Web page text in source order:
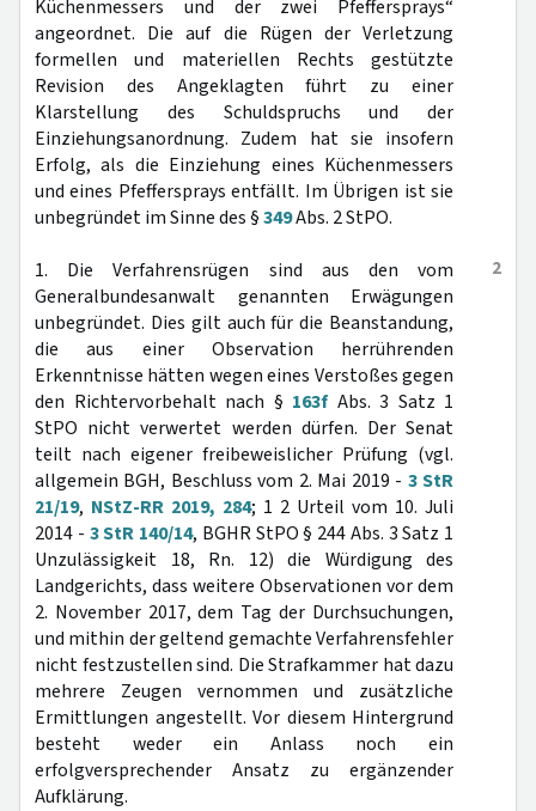
Küchenmessers und der zwei Pfeffersprays“
angeordnet. Die auf die Rügen der Verletzung
formellen und materiellen Rechts gestützte
Revision des Angeklagten führt zu einer
Klarstellung des Schuldspruchs und der
Einziehungsanordnung. Zudem hat sie insofern
Erfolg, als die Einziehung eines Küchenmessers
und eines Pfeffersprays entfällt. Im Übrigen ist sie
unbegründet im Sinne des §349Abs. 2 StPO.
2
1. Die Verfahrensrügen sind aus den vom
Generalbundesanwalt genannten Erwägungen
unbegründet. Dies gilt auch für die Beanstandung,
die aus einer Observation herrührenden
Erkenntnisse hätten wegen eines Verstoßes gegen
den Richtervorbehalt nach § 163f Abs. 3 Satz 1
StPO nicht verwertet werden dürfen. Der Senat
teilt nach eigener freibeweislicher Prüfung (vgl.
allgemein BGH, Beschluss vom 2. Mai 2019 - 3 StR
21/19, NStZ-RR 2019, 284; 1 2 Urteil vom 10. Juli
2014 - 3 StR 140/14, BGHR StPO § 244 Abs. 3 Satz 1
Unzulässigkeit 18, Rn. 12) die Würdigung des
Landgerichts, dass weitere Observationen vor dem
2. November 2017, dem Tag der Durchsuchungen,
und mithin der geltend gemachte Verfahrensfehler
nicht festzustellen sind. Die Strafkammer hat dazu
mehrere Zeugen vernommen und zusätzliche
Ermittlungen angestellt. Vor diesem Hintergrund
besteht weder ein Anlass noch ein
erfolgversprechender Ansatz zu ergänzender
Aufklärung.